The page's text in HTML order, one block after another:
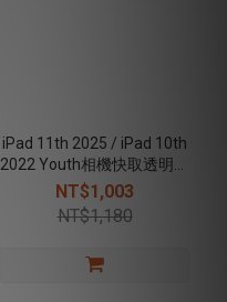
iPad 11th 2025 / iPad 10th
2022 Youth相機快取透明防
摔殼(筆槽)-淺灰
NT$1,003
NT$1,180